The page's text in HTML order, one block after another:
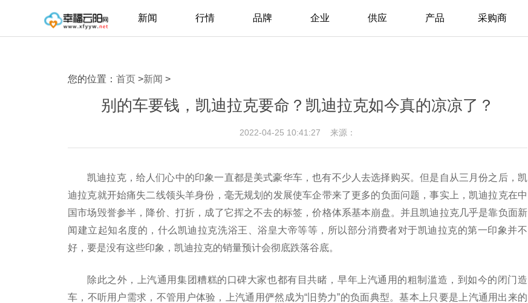
新闻 行情 品牌 企业 供应 产品 采购商
您的位置： 首页 >新闻 >
别的车要钱，凯迪拉克要命？凯迪拉克如今真的凉凉了？
2022-04-25 10:41:27 来源：
凯迪拉克，给人们心中的印象一直都是美式豪华车，也有不少人去选择购买。但是自从三月份之后，凯
迪拉克就开始痛失二线领头羊身份，毫无规划的发展使车企带来了更多的负面问题，事实上，凯迪拉克在中
国市场毁誉参半，降价、打折，成了它挥之不去的标签，价格体系基本崩盘。并且凯迪拉克几乎是靠负面新
闻建立起知名度的，什么凯迪拉克洗浴王、浴皇大帝等等，所以部分消费者对于凯迪拉克的第一印象并不
好，要是没有这些印象，凯迪拉克的销量预计会彻底跌落谷底。
除此之外，上汽通用集团糟糕的口碑大家也都有目共睹，早年上汽通用的粗制滥造，到如今的闭门造
车，不听用户需求，不管用户体验，上汽通用俨然成为“旧势力”的负面典型。基本上只要是上汽通用出来的